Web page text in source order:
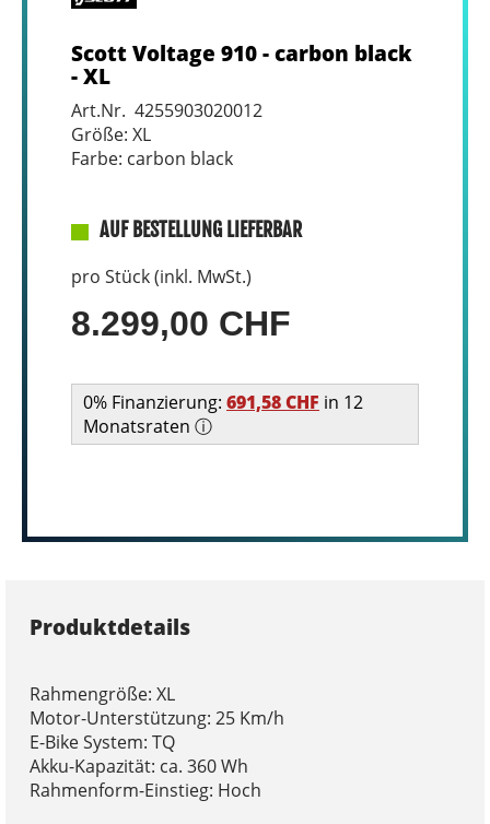
Scott Voltage 910 - carbon black
- XL
Art.Nr. 4255903020012
Größe: XL
Farbe: carbon black
AUF BESTELLUNG LIEFERBAR
pro Stück (inkl. MwSt.)
8.299,00 CHF
0% Finanzierung: 691,58 CHF in 12
Monatsraten ⓘ
Produktdetails
Rahmengröße: XL
Motor-Unterstützung: 25 Km/h
E-Bike System: TQ
Akku-Kapazität: ca. 360 Wh
Rahmenform-Einstieg: Hoch